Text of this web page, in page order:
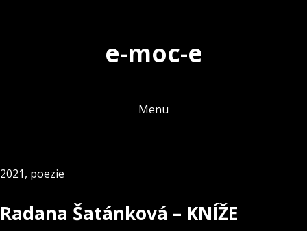
e-moc-e
Menu
2021, poezie
Radana Šatánková – KNÍŽE